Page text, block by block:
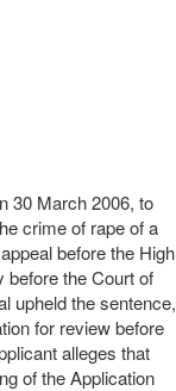
30 March 2006, to
crime of rape of a
before the High
before the Court of
upheld the sentence,
for review before
alleges that
of the Application